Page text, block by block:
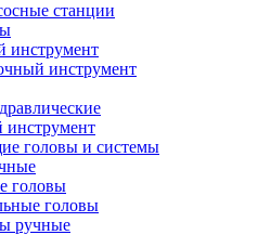
станции
инструмент
инструмент
головы и системы
головы
головы
ручные